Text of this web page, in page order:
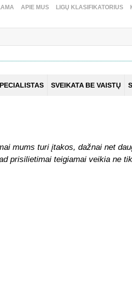
APIE MUS LIGŲ KLASIFIKATORIUS
SVEIKATA BE VAISTŲ
mums turi įtakos, dažnai net
prisilietimai teigiamai veikia ne tik